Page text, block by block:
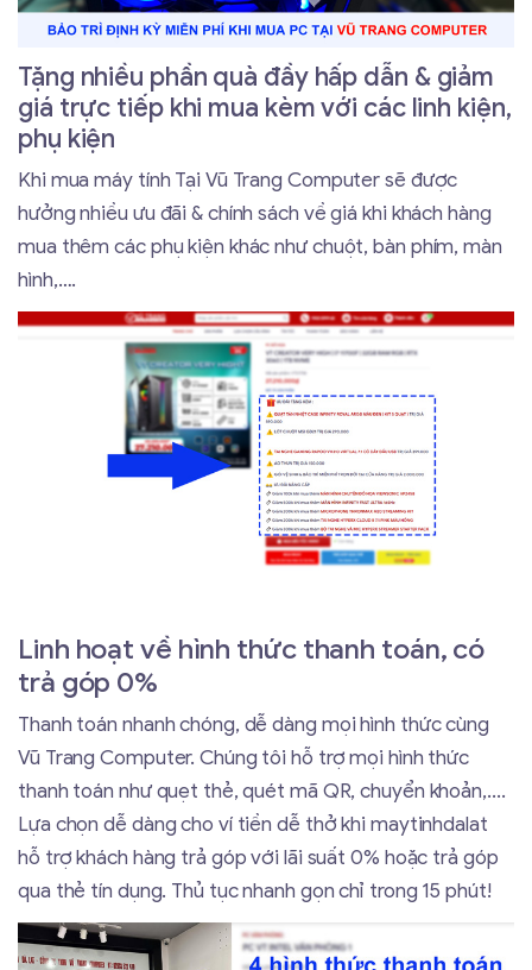
Tặng nhiều phần quà đầy hấp dẫn & giảm
giá trực tiếp khi mua kèm với các linh kiện,
phụ kiện
Khi mua máy tính Tại Vũ Trang Computer sẽ được
hưởng nhiều ưu đãi & chính sách về giá khi khách hàng
mua thêm các phụ kiện khác như chuột, bàn phím, màn
hình,….
Linh hoạt về hình thức thanh toán, có
trả góp 0%
Thanh toán nhanh chóng, dễ dàng mọi hình thức cùng
Vũ Trang Computer. Chúng tôi hỗ trợ mọi hình thức
thanh toán như quẹt thẻ, quét mã QR, chuyển khoản,....
Lựa chọn dễ dàng cho ví tiền dễ thở khi maytinhdalat
hỗ trợ khách hàng trả góp với lãi suất 0% hoặc trả góp
qua thẻ tín dụng. Thủ tục nhanh gọn chỉ trong 15 phút!